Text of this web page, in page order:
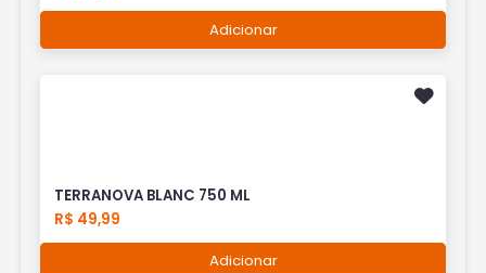
Adicionar
TERRANOVA BLANC 750 ML
R$ 49,99
Adicionar